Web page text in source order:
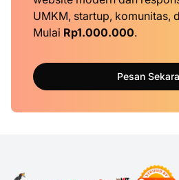
UMKM, startup, komunitas,
Mulai Rp1.000.000.
Pesan